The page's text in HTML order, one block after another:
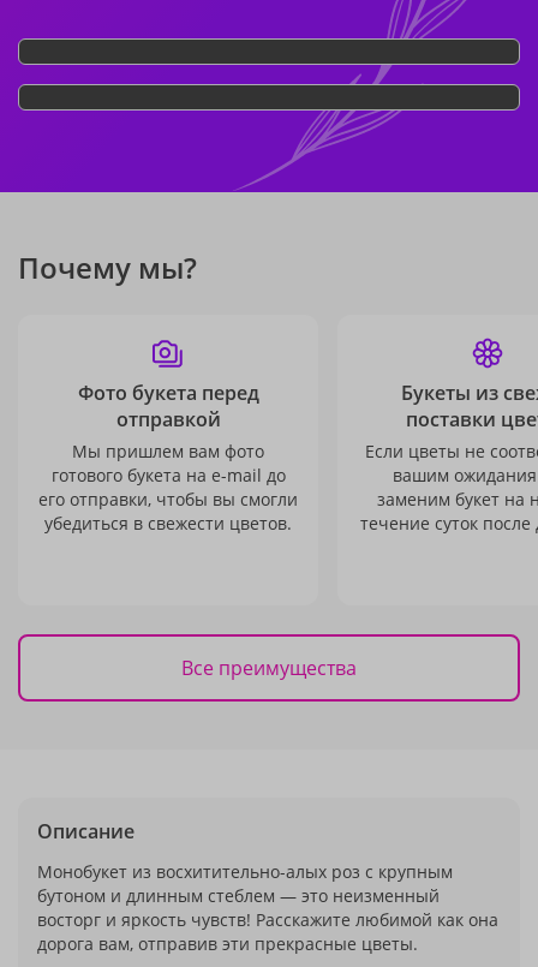
Почему мы?
Фото букета перед
отправкой
Мы пришлем вам фото
готового букета на e-mail до
его отправки, чтобы вы смогли
убедиться в свежести цветов.
Букеты из
поставки
Если цветы не
вашим
заменим букет на
течение суток после
Все преимущества
Описание
Монобукет из восхитительно-алых роз с крупным
бутоном и длинным стеблем — это неизменный
восторг и яркость чувств! Расскажите любимой как она
дорога вам, отправив эти прекрасные цветы.